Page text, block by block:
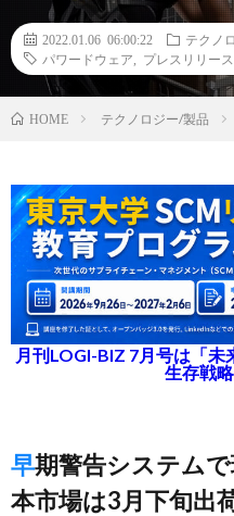
2022.01.06 06:00:22
テクノ
パワードウェア
プレスリリー
HOME テクノロジー/製品
月刊LOGI-BIZ 7月号は「
生存戦
早期警告システムで現場の安全性確保、日
本市場は3月下旬出